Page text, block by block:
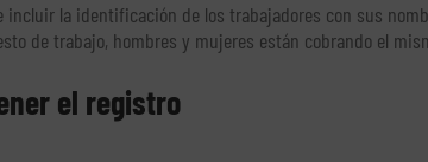
incluir la identificación de los trabajadores con sus
de trabajo, hombres y mujeres están cobrando el
el registro